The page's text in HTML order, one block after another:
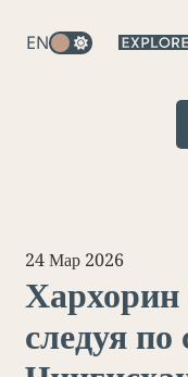
EN
следуя
24 Мар 2026